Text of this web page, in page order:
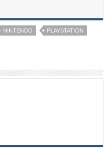
NINTENDO
PLAYSTATION